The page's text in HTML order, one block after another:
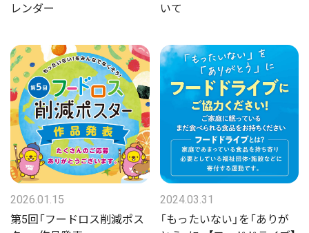
レンダー
いて
2026.01.15
第5回「フードロス削減ポス
2024.03.31
「もったいない」を「ありが